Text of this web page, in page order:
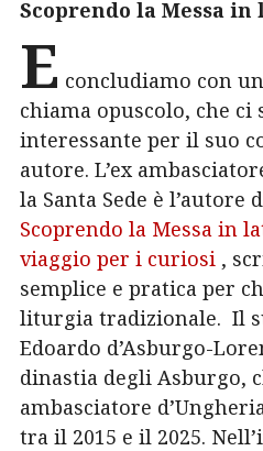
Scoprendo la Messa in
E concludiamo con
chiama opuscolo, che ci
interessante per il suo
autore. L’ex
la Santa Sede è
Scoprendo la Messa in
viaggio per i curiosi ,
semplice e pratica per
liturgia tradizionale. Il
Edoardo d’Asburgo-
dinastia degli Asburgo,
ambasciatore
tra il 2015 e il 2025.